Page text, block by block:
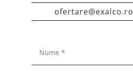
ofertare@exalco.ro